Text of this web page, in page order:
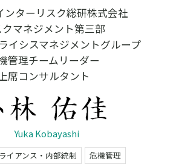
ンターリスク総研株式会社
クマネジメント第三部
イシスマネジメントグループ
管理チームリーダー
席コンサルタント
Yuka Kobayashi
イアンス・内部統制
危機管理